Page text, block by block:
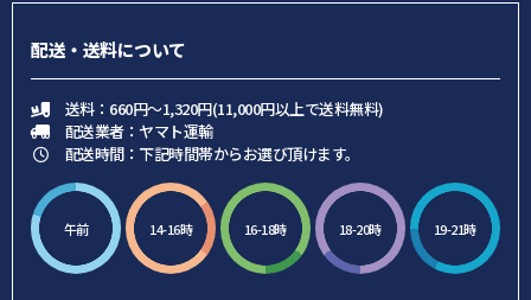
配送・送料について
送料：660円～1,320円(11,000円以上で送料無料)
配送業者：ヤマト運輸
配送時間：下記時間帯からお選び頂けます。
午前 14-16時 16-18時 18-20時 19-21時